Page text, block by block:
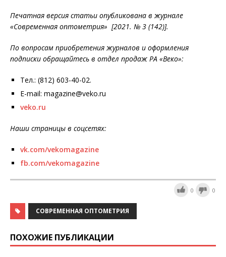
Печатная версия статьи опубликована в журнале
«Современная оптометрия» [2021. № 3 (142)].
По вопросам приобретения журналов и оформления
подписки обращайтесь в отдел продаж РА «Веко»:
Тел.: (812) 603-40-02.
E-mail: magazine@veko.ru
veko.ru
Наши страницы в соцсетях:
vk.com/vekomagazine
fb.com/vekomagazine
0 0
СОВРЕМЕННАЯ ОПТОМЕТРИЯ
ПОХОЖИЕ ПУБЛИКАЦИИ